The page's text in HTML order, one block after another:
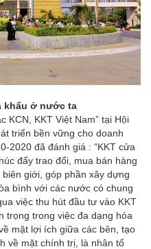
khẩu ở nước ta
KCN, KKT Việt Nam” tại Hội
triển bền vững cho doanh
2020 đã đánh giá : “KKT cửa
đẩy trao đổi, mua bán hàng
giới, góp phần xây dựng
bình với các nước có chung
việc thu hút đầu tư vào KKT
trọng trong việc đa dạng hóa
mặt lợi ích giữa các bên, tạo
về mặt chính trị, là nhân tố